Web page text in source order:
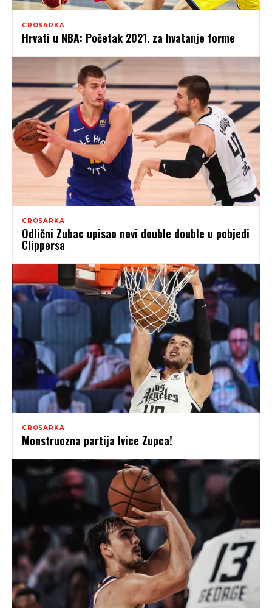
CROSARKA
Hrvati u NBA: Početak 2021. za hvatanje forme
CROSARKA
Odlični Zubac upisao novi double double u pobjedi
Clippersa
CROSARKA
Monstruozna partija Ivice Zupca!